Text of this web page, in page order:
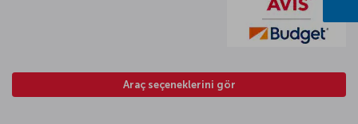
Araç seçeneklerini gör